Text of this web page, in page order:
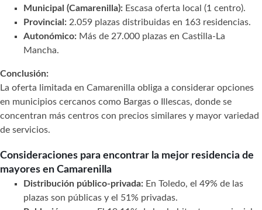
Municipal (Camarenilla): Escasa oferta local (1 centro).
Provincial: 2.059 plazas distribuidas en 163 residencias.
Autonómico: Más de 27.000 plazas en Castilla-La
Mancha.
Conclusión:
La oferta limitada en Camarenilla obliga a considerar opciones
en municipios cercanos como Bargas o Illescas, donde se
concentran más centros con precios similares y mayor variedad
de servicios.
Consideraciones para encontrar la mejor residencia de
mayores en Camarenilla
Distribución público-privada: En Toledo, el 49% de las
plazas son públicas y el 51% privadas.